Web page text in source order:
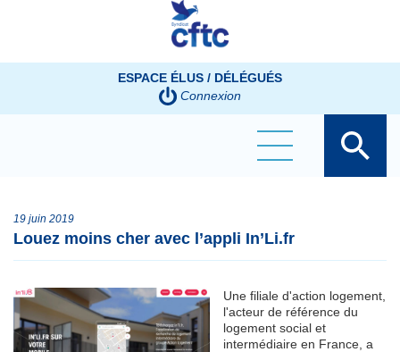
ESPACE ÉLUS / DÉLÉGUÉS
Connexion
19 juin 2019
Louez moins cher avec l’appli In’Li.fr
Une filiale d'action logement,
l'acteur de référence du
logement social et
intermédiaire en France, a
Panneau de gestion des cookies